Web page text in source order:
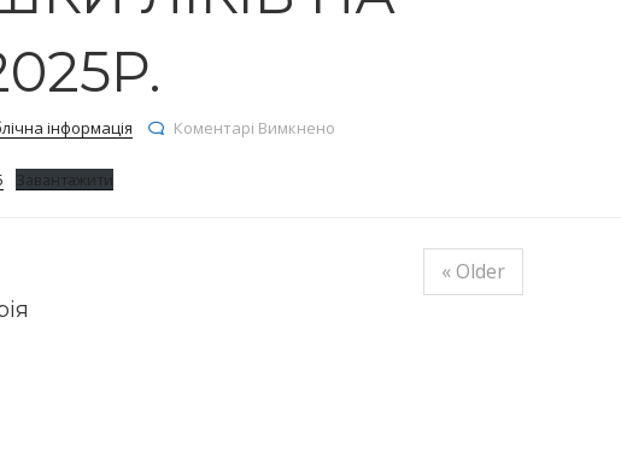
інформація Коментарі Вимкнено
Завантажити
« Older